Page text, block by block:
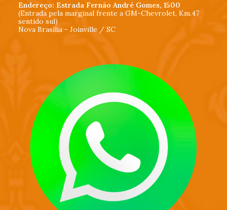
Endereço: Estrada Fernão André Gomes, 1500
(Entrada pela marginal frente a GM-Chevrolet, Km.47
sentido sul)
Nova Brasília - Joinville / SC